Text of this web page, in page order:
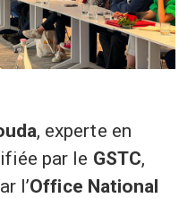
, experte en
par le GSTC,
l’Office National